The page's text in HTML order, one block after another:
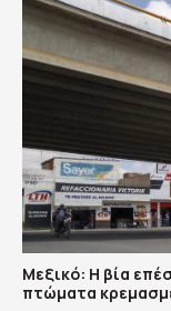
Μεξικό: Η βία
πτώματα